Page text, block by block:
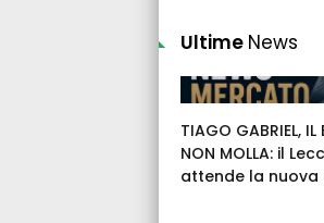
Ultime News
TIAGO GABRIEL, IL
NON MOLLA: il
attende la